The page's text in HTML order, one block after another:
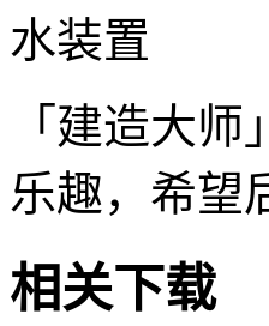
水装置
「建造大
乐趣，希望
相关下载